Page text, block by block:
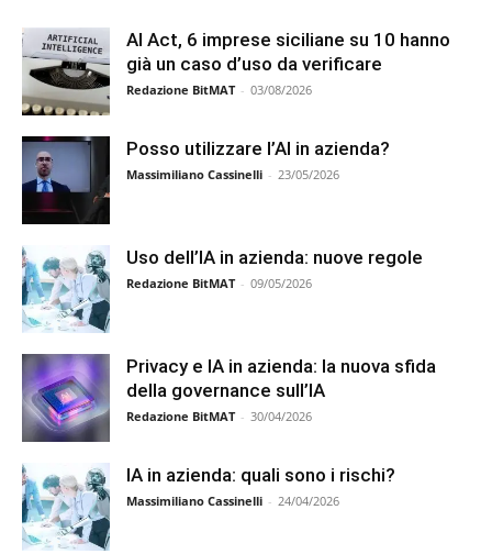
AI Act, 6 imprese siciliane su 10 hanno
già un caso d’uso da verificare
Redazione BitMAT - 03/08/2026
Posso utilizzare l’AI in azienda?
Massimiliano Cassinelli - 23/05/2026
Uso dell’IA in azienda: nuove regole
Redazione BitMAT - 09/05/2026
Privacy e IA in azienda: la nuova sfida
della governance sull’IA
Redazione BitMAT - 30/04/2026
IA in azienda: quali sono i rischi?
Massimiliano Cassinelli - 24/04/2026